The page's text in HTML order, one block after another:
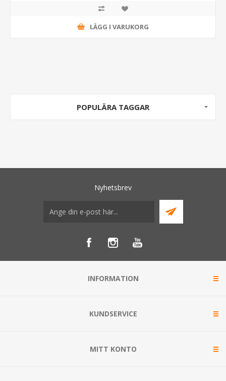
LÄGG I VARUKORG
POPULÄRA TAGGAR
Nyhetsbrev
INFORMATION
KUNDSERVICE
MITT KONTO